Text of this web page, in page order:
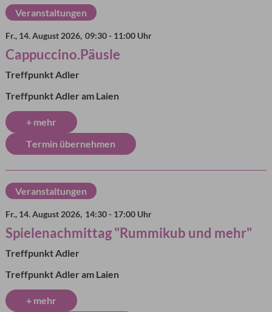
Fr., 14. August 2026, 09:30 - 11:00 Uhr
Cappuccino.Päusle
Treffpunkt Adler
Treffpunkt Adler am Laien
+ mehr
Termin übernehmen
Veranstaltungen
Fr., 14. August 2026, 14:30 - 17:00 Uhr
Spielenachmittag "Rummikub und mehr"
Treffpunkt Adler
Treffpunkt Adler am Laien
+ mehr
Veranstaltungen